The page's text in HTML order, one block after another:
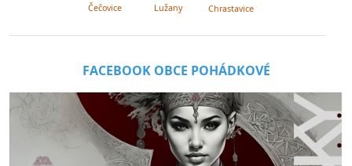
Čečovice
Lužany
Chrastavice
FACEBOOK OBCE POHÁDKOVÉ